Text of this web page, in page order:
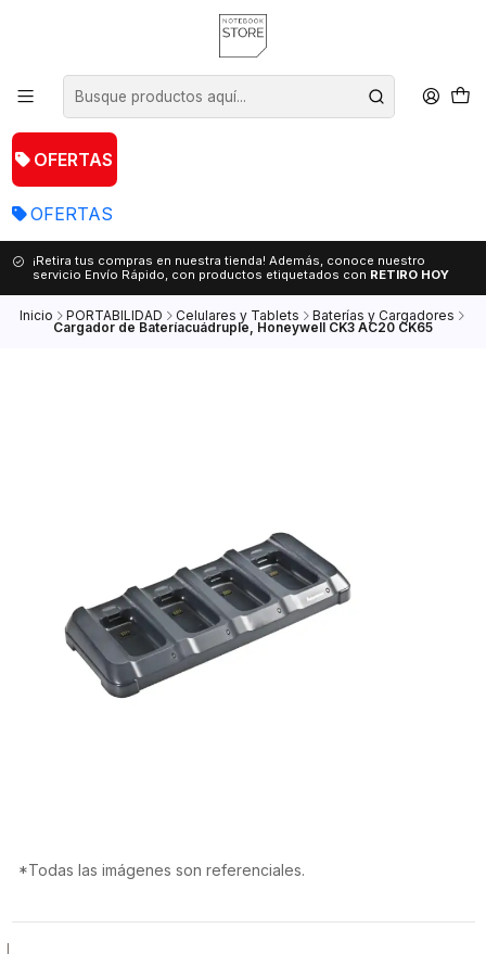
OFERTAS
OFERTAS
¡Retira tus compras en nuestra tienda! Además, conoce nuestro
servicio Envío Rápido, con productos etiquetados con RETIRO HOY
Inicio PORTABILIDAD Celulares y Tablets Baterías y Cargadores
Cargador de Bateríacuádruple, Honeywell CK3 AC20 CK65
*Todas las imágenes son referenciales.